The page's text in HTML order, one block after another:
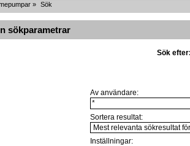
» Sök
sökparametrar
Sök efter:
Av användare:
Sortera resultat:
Inställningar: